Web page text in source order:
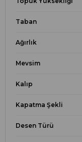
Taban
Ağırlık
Mevsim
Kalıp
Kapatma Şekli
Desen Türü